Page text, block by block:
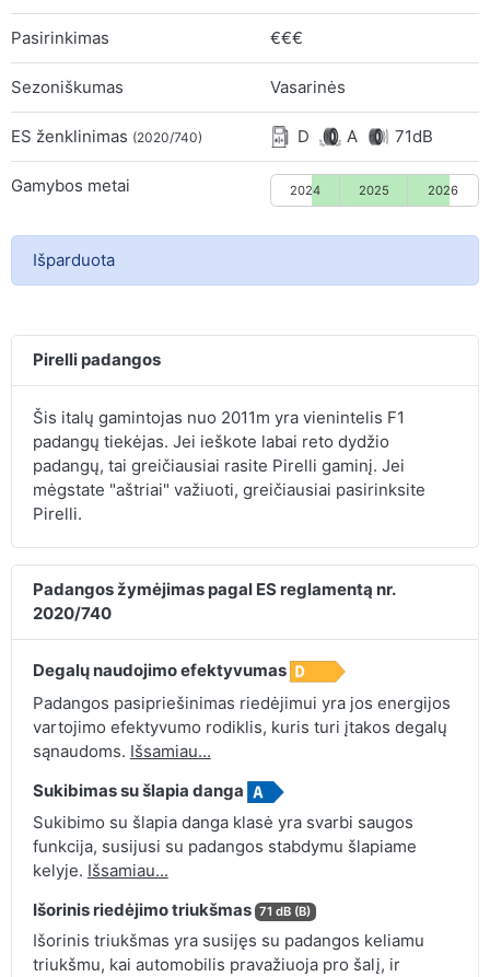
Pasirinkimas €€€
Sezoniškumas Vasarinės
ES ženklinimas (2020/740) D A 71dB
Gamybos metai 2024 2025 2026
Išparduota
Pirelli padangos
Šis italų gamintojas nuo 2011m yra vienintelis F1
padangų tiekėjas. Jei ieškote labai reto dydžio
padangų, tai greičiausiai rasite Pirelli gaminį. Jei
mėgstate "aštriai" važiuoti, greičiausiai pasirinksite
Pirelli.
Padangos žymėjimas pagal ES reglamentą nr.
2020/740
Degalų naudojimo efektyvumas
Padangos pasipriešinimas riedėjimui yra jos energijos
vartojimo efektyvumo rodiklis, kuris turi įtakos degalų
sąnaudoms. Išsamiau...
Sukibimas su šlapia danga
Sukibimo su šlapia danga klasė yra svarbi saugos
funkcija, susijusi su padangos stabdymu šlapiame
kelyje. Išsamiau...
Išorinis riedėjimo triukšmas 71 dB (B)
Išorinis triukšmas yra susijęs su padangos keliamu
triukšmu, kai automobilis pravažiuoja pro šalį, ir